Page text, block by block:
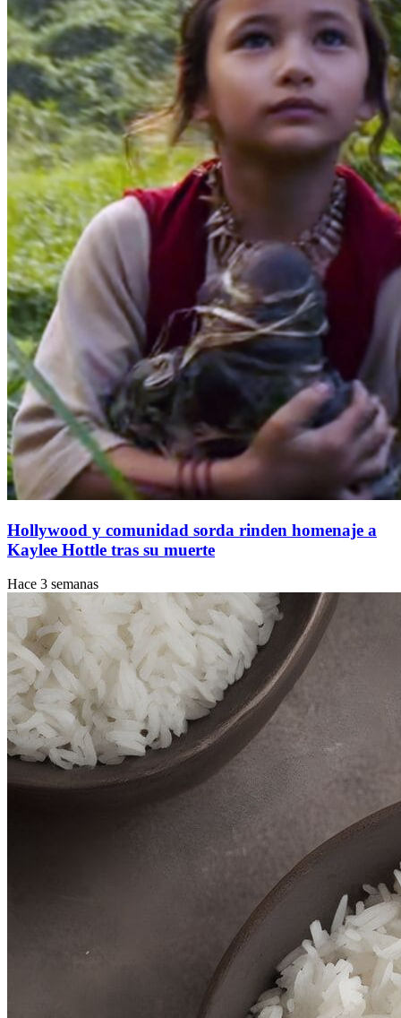
Hollywood y comunidad sorda rinden homenaje a
Kaylee Hottle tras su muerte
Hace 3 semanas